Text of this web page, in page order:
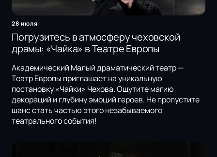
28 июля
Погрузитесь в атмосферу чеховской
драмы: «Чайка» в Театре Европы
Академический Малый драматический театр —
Театр Европы приглашает на уникальную
постановку «Чайки» Чехова. Ощутите магию
декораций и глубину эмоций героев. Не пропустите
шанс стать частью этого незабываемого
театрального события!